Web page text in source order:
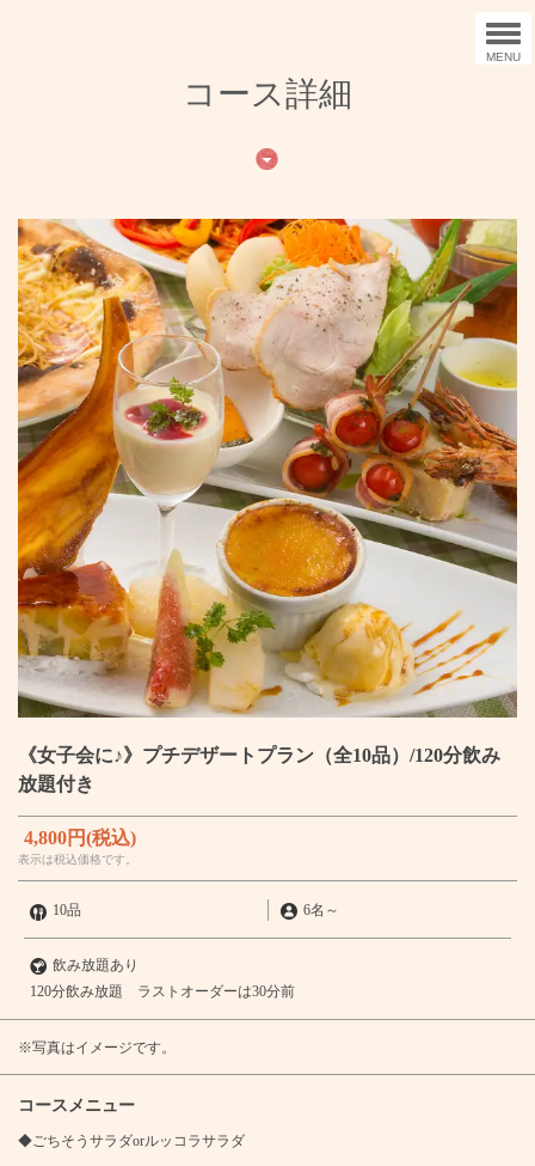
MENU
コース詳細
《女子会に♪》プチデザートプラン（全10品）/120分飲み
放題付き
4,800円(税込)
表示は税込価格です。
10品 6名 ～
飲み放題あり
120分飲み放題 ラストオーダーは30分前
※写真はイメージです。
コースメニュー
◆ごちそうサラダorルッコラサラダ